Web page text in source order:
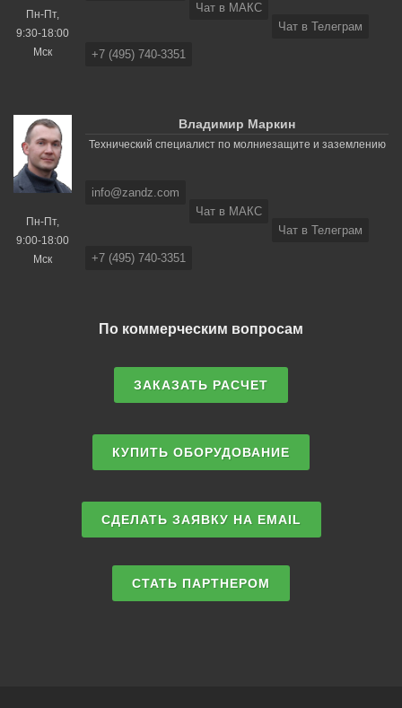
Пн-Пт,
9:30-18:00
Мск
Чат в МАКС
Чат в Телеграм
+7 (495) 740-3351
Пн-Пт,
9:00-18:00
Мск
Владимир Маркин
Технический специалист по молниезащите и заземлению
info@zandz.com
Чат в МАКС
Чат в Телеграм
+7 (495) 740-3351
По коммерческим вопросам
ЗАКАЗАТЬ РАСЧЕТ
КУПИТЬ ОБОРУДОВАНИЕ
СДЕЛАТЬ ЗАЯВКУ НА EMAIL
СТАТЬ ПАРТНЕРОМ